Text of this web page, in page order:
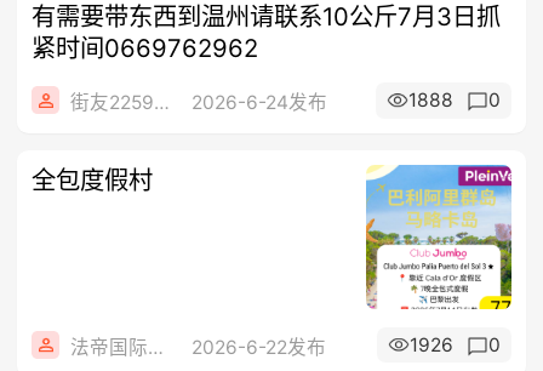
有需要带东西到温州请联系10公斤7月3日抓
紧时间0669762962
街友22592849 2026-6-24发布 1888 0
全包度假村
法帝国际旅行社 2026-6-22发布 1926 0